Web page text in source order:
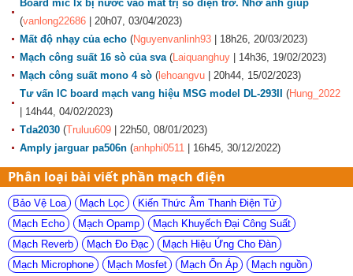
Board mic lx bị nước vào mất trị số điện trở. Nhờ anh giúp
(vanlong22686 | 20h07, 03/04/2023)
Mất độ nhạy của echo (Nguyenvanlinh93 | 18h26, 20/03/2023)
Mạch công suất 16 sò của sva(Laiquanghuy | 14h36, 19/02/2023)
Mạch công suất mono 4 sò ( lehoangvu | 20h44, 15/02/2023)
Tư vấn IC board mạch vang hiệu MSG model DL-293II
(Hung_2022
| 14h44, 04/02/2023)
Tda2030 (Truluu609 | 22h50, 08/01/2023)
Amply jarguar pa506n (anhphi0511 | 16h45, 30/12/2022)
Phân loại bài viết phần mạch điện
Bảo Vệ Loa Mạch Lọc
Kiến Thức Âm Thanh Điện Tử
Mạch Echo
Mạch Opamp
Mạch Khuyếch Đại Công Suất
Mạch Reverb
Mạch Đo Đạc
Mạch Hiệu Ứng Cho Đàn
Mạch Microphone
Mạch Mosfet Mạch Ổn Áp
Mạch nguồn